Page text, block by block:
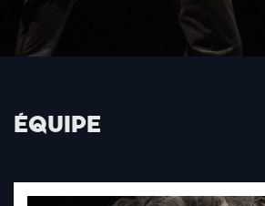
ÉQUIPE